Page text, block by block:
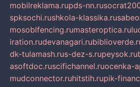
mobilreklama.rupds-nn.ru
spksochi.rushkola-klassika.ru
mosoblfencing.rumasteroptica.ru
iration.rudevanagari.ru
dk-tulamash.rus-dez-s.rupeysok.ru
asoftdoc.ruscifichannel.ruocenka-
mudconnector.ruhitstih.rupik-